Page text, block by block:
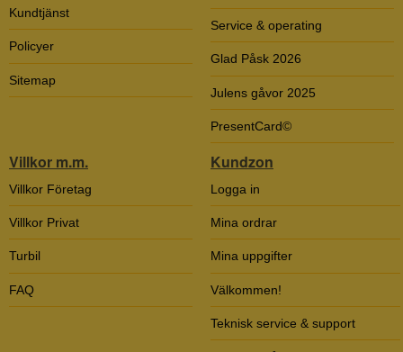
Kundtjänst
Policyer
Sitemap
Service & operating
Glad Påsk 2026
Julens gåvor 2025
PresentCard©
Villkor m.m.
Villkor Företag
Villkor Privat
Turbil
FAQ
Kundzon
Logga in
Mina ordrar
Mina uppgifter
Välkommen!
Teknisk service & support